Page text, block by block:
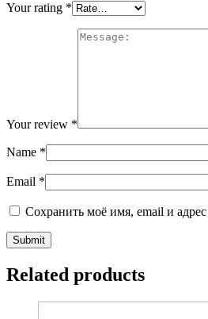
Your rating *
Your review *
Name *
Email *
Сохранить моё имя, email и
Related products